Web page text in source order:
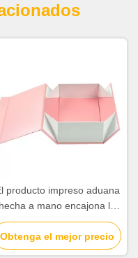
producto impreso aduana
hecha a mano encajona la
talla 330 rectangular de la
forma * 330 * 195m m
Obtenga el mejor precio